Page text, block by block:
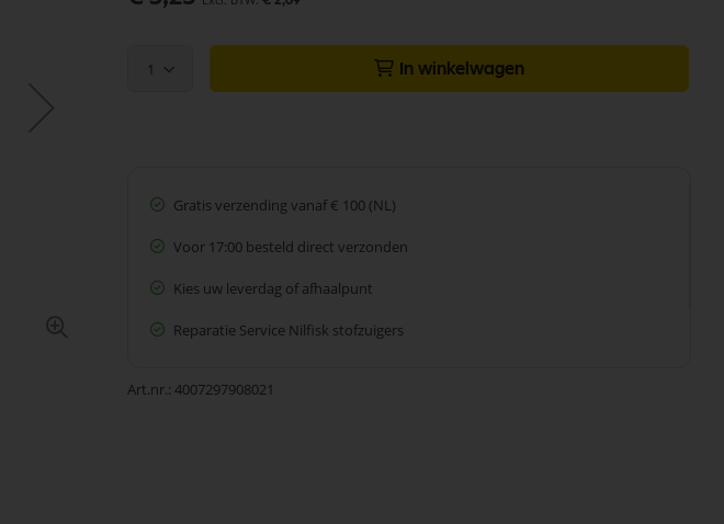
1 In winkelwagen
Gratis verzending vanaf € 100 (NL)
Voor 17:00 besteld direct verzonden
Kies uw leverdag of afhaalpunt
Reparatie Service Nilfisk stofzuigers
Art.nr. 4007297908021